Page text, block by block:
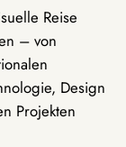
Reise
– von
Design
Projekten